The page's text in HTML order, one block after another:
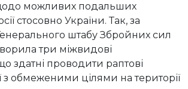
можливих подальших
стосовно України. Так, за
штабу Збройних сил
три міжвидові
здатні проводити раптові
з обмеженими цілями на території